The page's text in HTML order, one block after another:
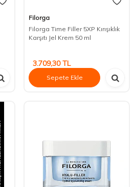
Filorga
Filorga Time Filler 5XP Kırışıklık
Karşıtı Jel Krem 50 ml
3.709,30TL
Sepete Ekle